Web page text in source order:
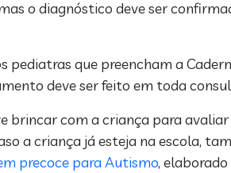
o diagnóstico deve ser
pediatras que preencham a
deve ser feito em toda
brincar com a criança para
a criança já esteja na escola,
precoce para Autismo,